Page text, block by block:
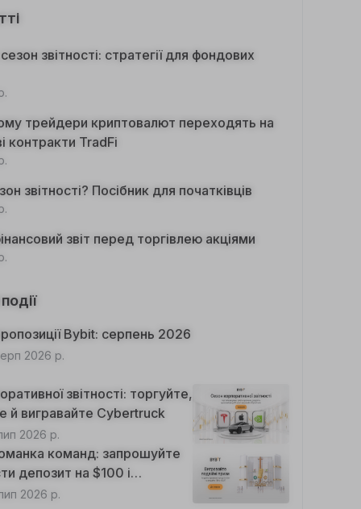
Торговий обсяг на ф'ючерсах ≥ $1000
обсяг на опціонах ≥ $2000
звітності: стратегії для фондових
трейдери криптовалют переходять на
контракти TradFi
звітності? Посібник для початківців
звіт перед торгівлею акціями
Bybit: серпень 2026
2026 р.
звітності: торгуйте,
й вигравайте Cybertruck
2026 р.
команд: запрошуйте
депозит на $100 і
$10, щоб виграти подвійні
2026 р.